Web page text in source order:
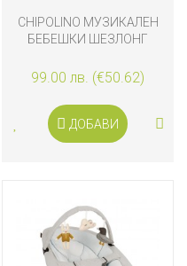
CHIPOLINO МУЗИКАЛЕН
БЕБЕШКИ ШЕЗЛОНГ
99.00 лв. (€50.62)
ДОБАВИ